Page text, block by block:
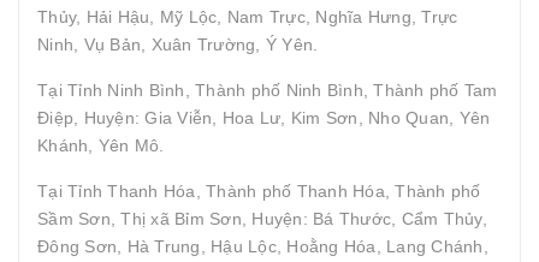
Thủy, Hải Hậu, Mỹ Lộc, Nam Trực, Nghĩa Hưng, Trực
Ninh, Vụ Bản, Xuân Trường, Ý Yên.
Tại Tỉnh Ninh Bình, Thành phố Ninh Bình, Thành phố Tam
Điệp, Huyện: Gia Viễn, Hoa Lư, Kim Sơn, Nho Quan, Yên
Khánh, Yên Mô.
Tại Tỉnh Thanh Hóa, Thành phố Thanh Hóa, Thành phố
Sầm Sơn, Thị xã Bỉm Sơn, Huyện: Bá Thước, Cẩm Thủy,
Đông Sơn, Hà Trung, Hậu Lộc, Hoằng Hóa, Lang Chánh,